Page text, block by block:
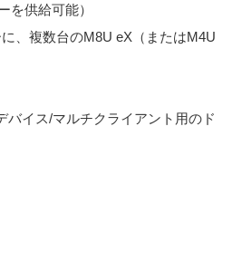
を供給可能）
、複数台のM8U eX（またはM4U
バイス/マルチクライアント用のド